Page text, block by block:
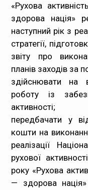
«Рухова
здорова нація»
наступний рік з
стратегії,
звіту про
планів заходів за
здійснювати на
роботу із
активності;
передбачати у
кошти на
реалізації
рухової
року «Рухова
— здорова